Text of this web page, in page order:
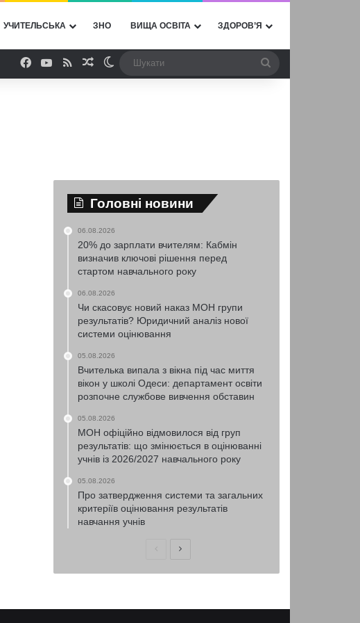
УЧИТЕЛЬСЬКА ЗНО ВИЩА ОСВІТА ЗДОРОВ’Я
Facebook
YouTube
RSSВипадкова стаття
Switch skin
Головні новини
06.08.2026
20% до зарплати вчителям: Кабмін
визначив ключові рішення перед
стартом навчального року
06.08.2026
Чи скасовує новий наказ МОН групи
результатів? Юридичний аналіз нової
системи оцінювання
05.08.2026
Вчителька випала з вікна під час миття
вікон у школі Одеси: департамент освіти
розпочне службове вивчення обставин
05.08.2026
МОН офіційно відмовилося від груп
результатів: що змінюється в оцінюванні
учнів із 2026/2027 навчального року
05.08.2026
Про затвердження системи та загальних
критеріїв оцінювання результатів
навчання учнів
ПопередняНаступна